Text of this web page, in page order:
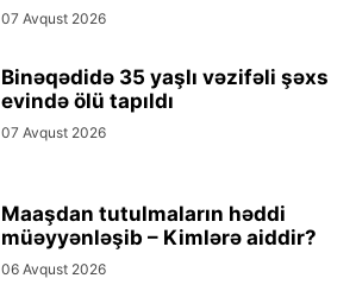
07 Avqust 2026
Binəqədidə 35 yaşlı vəzifəli şəxs
evində ölü tapıldı
07 Avqust 2026
Maaşdan tutulmaların həddi
müəyyənləşib – Kimlərə aiddir?
06 Avqust 2026